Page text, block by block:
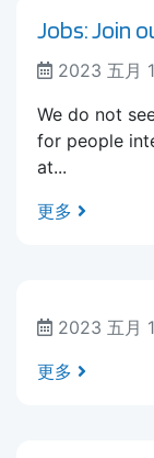
Jobs: Join
2023 五月
We do not
for people
at...
更多
2023 五月
更多